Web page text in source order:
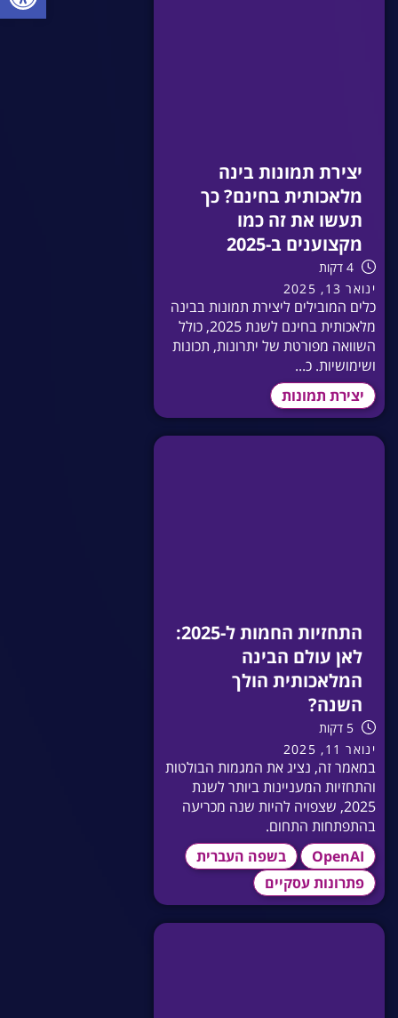
יצירת תמונות בינה
מלאכותית בחינם? כך
תעשו את זה כמו
מקצוענים ב-2025
4 דקות
ינואר 13, 2025
כלים המובילים ליצירת תמונות בבינה
מלאכותית בחינם לשנת 2025, כולל
השוואה מפורטת של יתרונות, תכונות
ושימושיות. כ...
יצירת תמונות
התחזיות החמות ל-2025:
לאן עולם הבינה
המלאכותית הולך
השנה?
5 דקות
ינואר 11, 2025
במאמר זה, נציג את המגמות הבולטות
והתחזיות המעניינות ביותר לשנת
2025, שצפויה להיות שנה מכריעה
בהתפתחות התחום.
OpenAI
בשפה העברית
פתרונות עסקיים